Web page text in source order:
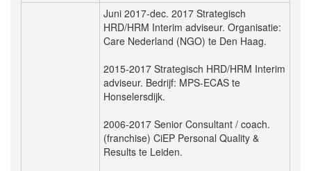
Juni 2017-dec. 2017 Strategisch
HRD/HRM Interim adviseur. Organisatie:
Care Nederland (NGO) te Den Haag.
2015-2017 Strategisch HRD/HRM Interim
adviseur. Bedrijf: MPS-ECAS te
Honselersdijk.
2006-2017 Senior Consultant / coach.
(franchise) CiEP Personal Quality &
Results te Leiden.